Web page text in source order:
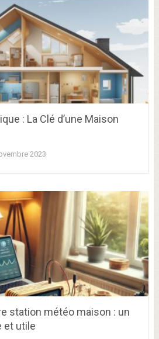
: La Clé d’une Maison
2023
station météo maison : un
et utile